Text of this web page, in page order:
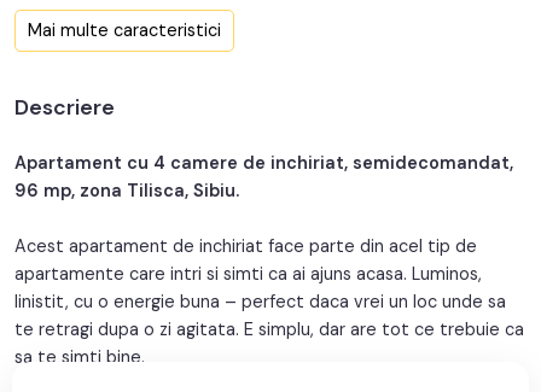
Confort:
Nr. balcoane:
An constructie: 2008
Structura: Caramida
Mai multe caracteristici
Descriere
Apartament cu 4 camere de inchiriat, semidecomandat,
96 mp, zona Tilisca, Sibiu.
Acest apartament de inchiriat face parte din acel tip de
apartamente care intri si simti ca ai ajuns acasa. Luminos,
linistit, cu o energie buna – perfect daca vrei un loc unde sa
te retragi dupa o zi agitata. E simplu, dar are tot ce trebuie ca
sa te simti bine.